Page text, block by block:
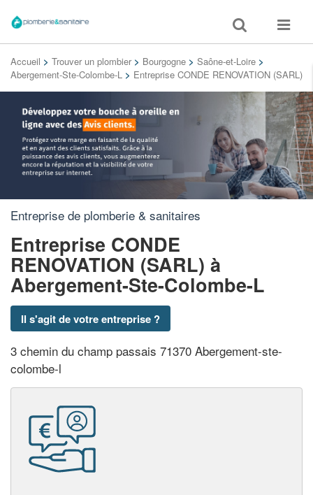
Toggle
search
Toggle
Accueil > Trouver un plombier > Bourgogne > Saône-et-Loire >
Abergement-Ste-Colombe-L > Entreprise CONDE RENOVATION (SARL)
Entreprise de plomberie & sanitaires
Entreprise CONDE
RENOVATION (SARL) à
Abergement-Ste-Colombe-L
Il s'agit de votre entreprise ?
3 chemin du champ passais 71370 Abergement-ste-
colombe-l